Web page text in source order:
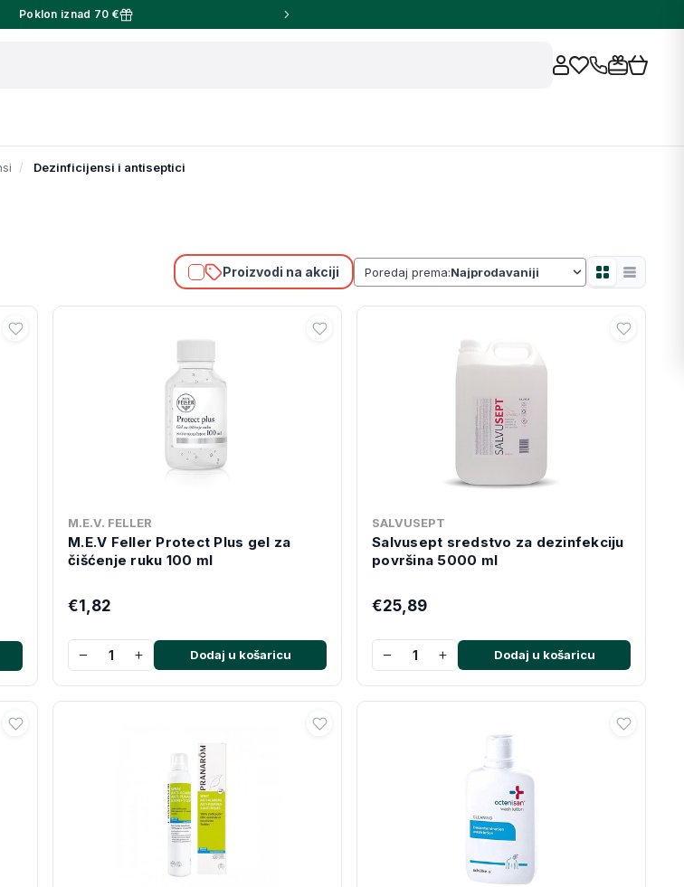
Poklon iznad 70 €
Dezinficijensi i antiseptici
Proizvodi na akciji Poredaj prema:
M.E.V. FELLER
M.E.V Feller Protect Plus gel za
čišćenje ruku 100 ml
€1,82
− + Dodaj u košaricu
SALVUSEPT
Salvusept sredstvo za dezinfekciju
površina 5000 ml
€25,89
− + Dodaj u košaricu